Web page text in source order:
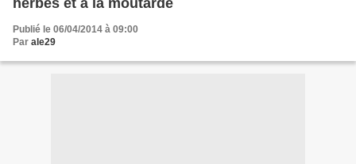
herbes et à la moutarde
Publié le 06/04/2014 à 09:00
Par ale29